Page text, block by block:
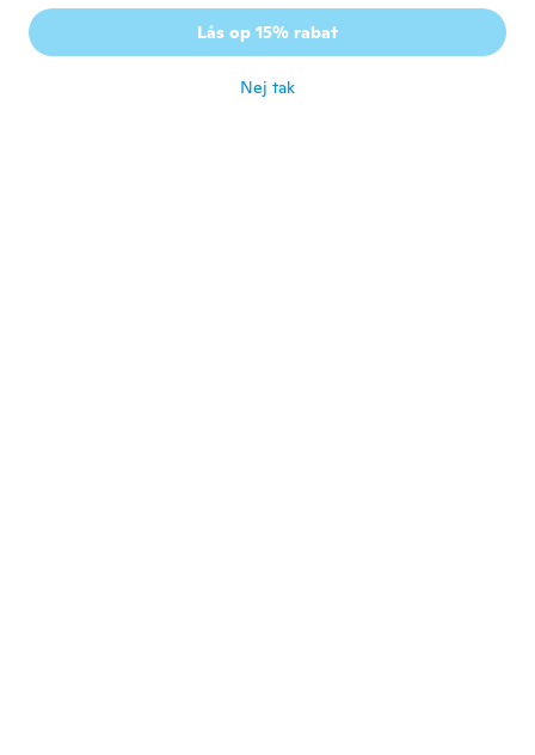
Otakar
Tilmeldt 2016 · 53 anmeldelser
Lås op 15% rabat
Nej tak